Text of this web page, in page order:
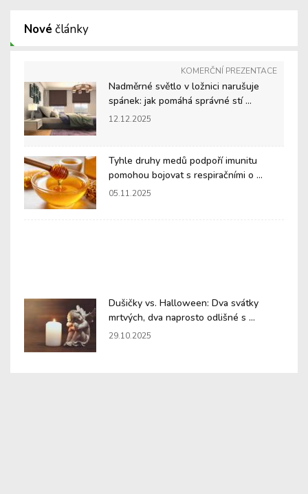
Nové články
KOMERČNÍ PREZENTACE
Nadměrné světlo v ložnici narušuje
spánek: jak pomáhá správné stí ...
12.12.2025
Tyhle druhy medů podpoří imunitu
pomohou bojovat s respiračními o ...
05.11.2025
Dušičky vs. Halloween: Dva svátky
mrtvých, dva naprosto odlišné s ...
29.10.2025